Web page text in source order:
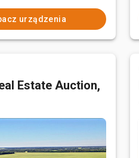
urządzenia
Estate Auction,